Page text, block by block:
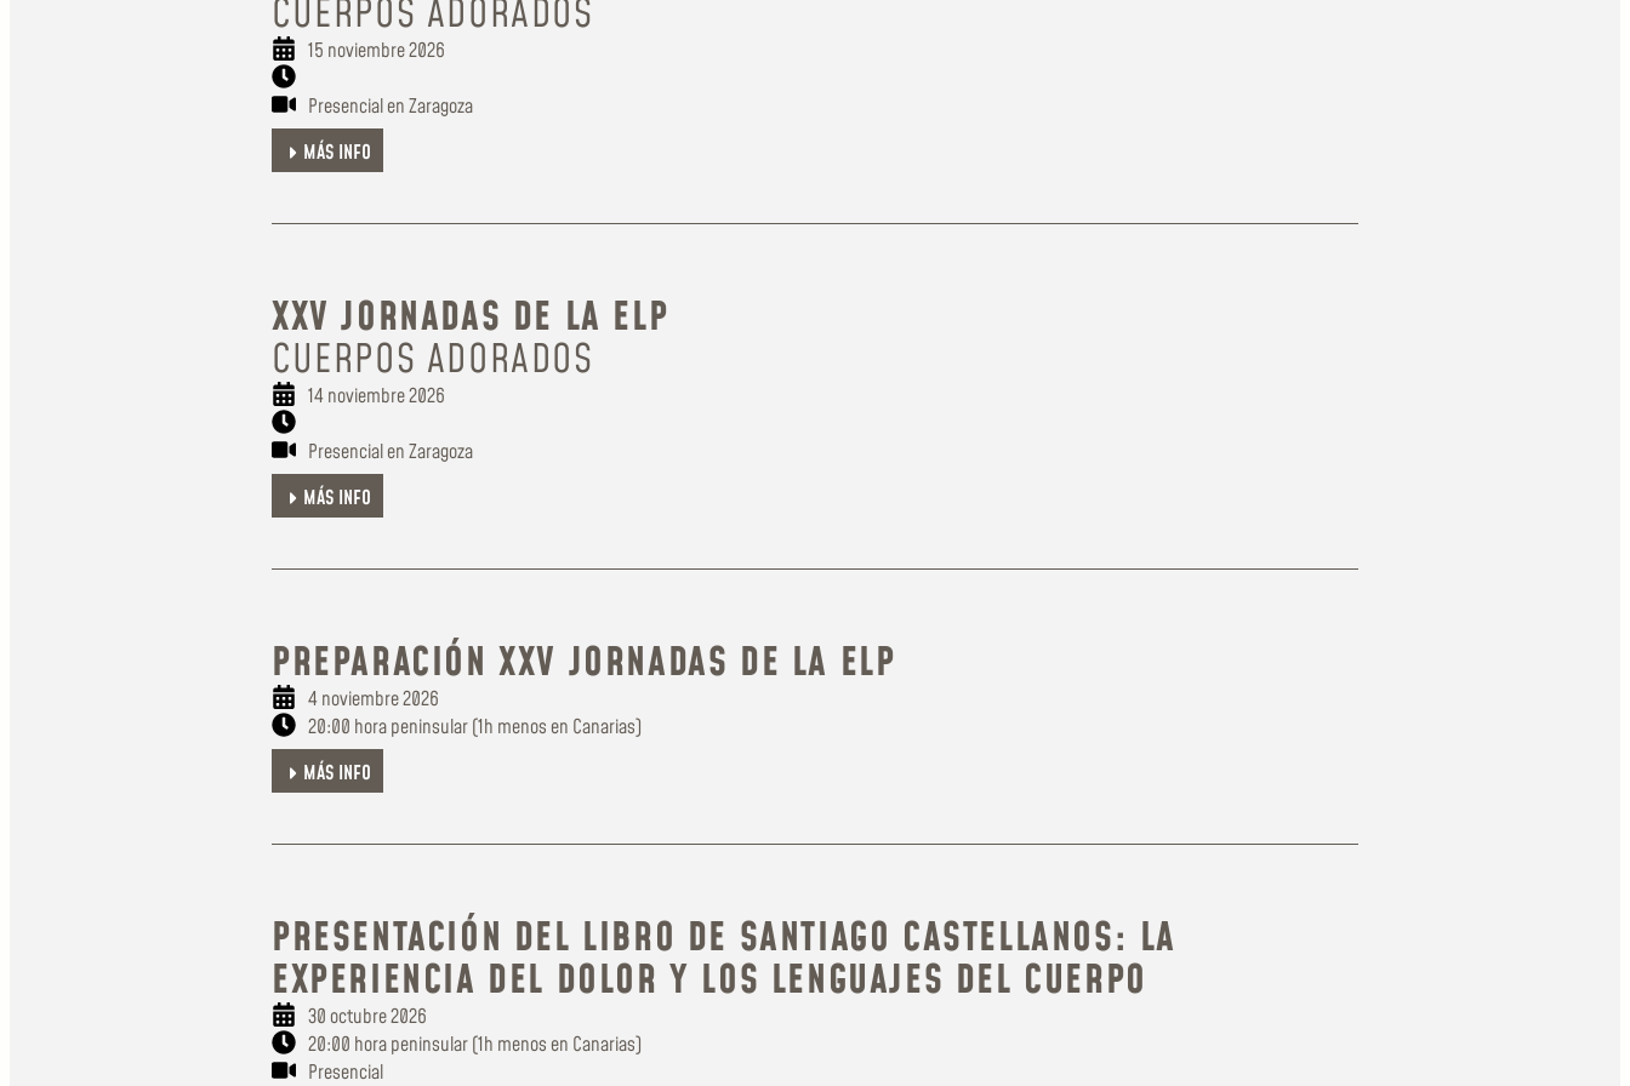
CUERPOS ADORADOS
15 noviembre 2026
Presencial en Zaragoza
MÁS INFO
XXV JORNADAS DE LA ELP
CUERPOS ADORADOS
14 noviembre 2026
Presencial en Zaragoza
MÁS INFO
PREPARACIÓN XXV JORNADAS DE LA ELP
4 noviembre 2026
20:00 hora peninsular (1h menos en Canarias)
MÁS INFO
PRESENTACIÓN DEL LIBRO DE SANTIAGO CASTELLANOS: LA
EXPERIENCIA DEL DOLOR Y LOS LENGUAJES DEL CUERPO
30 octubre 2026
20:00 hora peninsular (1h menos en Canarias)
Presencial